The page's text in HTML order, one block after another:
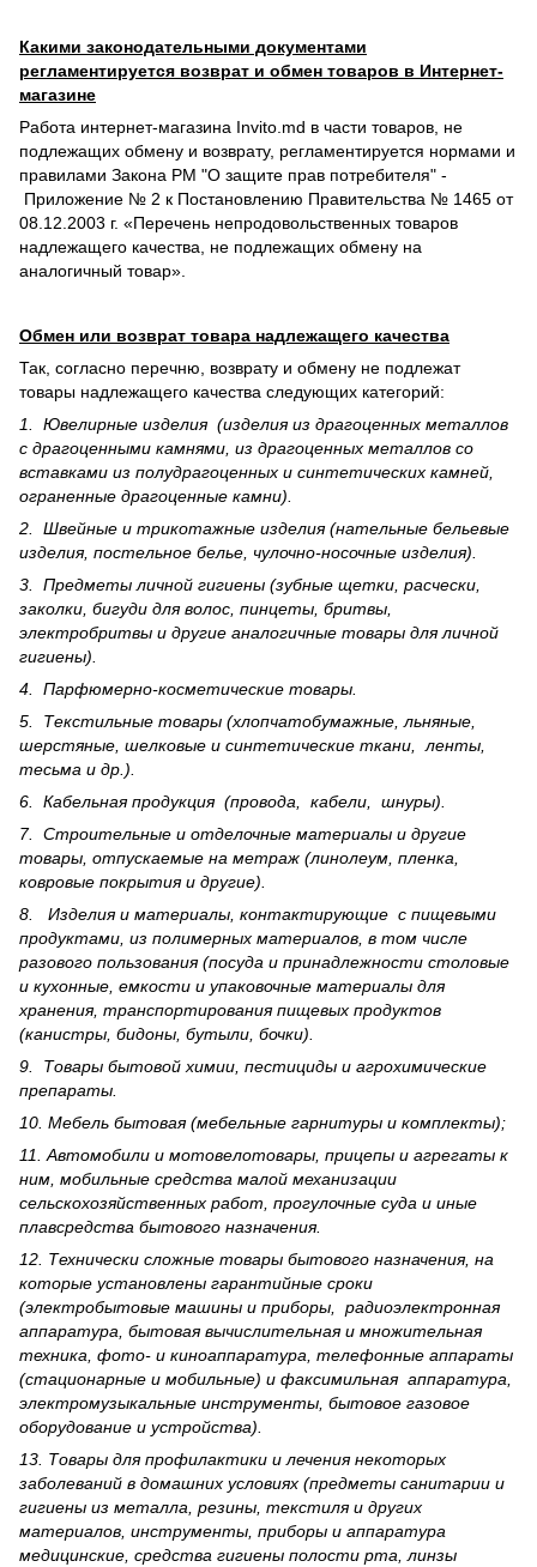
Какими законодательными документами
регламентируется возврат и обмен товаров в Интернет-
магазине
Работа интернет-магазина Invito.md в части товаров, не
подлежащих обмену и возврату, регламентируется нормами и
правилами Закона РМ "О защите прав потребителя" -
Приложение № 2 к Постановлению Правительства № 1465 от
08.12.2003 г. «Перечень непродовольственных товаров
надлежащего качества, не подлежащих обмену на
аналогичный товар».
Обмен или возврат товара надлежащего качества
Так, согласно перечню, возврату и обмену не подлежат
товары надлежащего качества следующих категорий:
1. Ювелирные изделия (изделия из драгоценных металлов
с драгоценными камнями, из драгоценных металлов со
вставками из полудрагоценных и синте­тических камней,
ограненные драгоценные камни).
2. Швейные и трикотажные изделия (нательные бельевые
изделия, постельное белье, чулочно-носочные изделия).
3. Предметы личной гигиены (зубные щетки, расчески,
заколки, бигуди для волос, пинцеты, бритвы,
электробритвы и другие аналогичные товары для личной
гигиены).
4. Парфюмерно-косметические товары.
5. Текстильные товары (хлопчатобумажные, льняные,
шерс­тя­ные, шелковые и синтетические ткани, ленты,
тесьма и др.).
6. Кабельная продукция (провода, кабели, шнуры).
7. Строительные и отделочные материалы и другие
товары, отпускаемые на метраж (линолеум, пленка,
ковровые покрытия и другие).
8. Изделия и материалы, контактирующие с пищевыми
продуктами, из полимерных материалов, в том числе
разового пользования (посуда и принадлежности столовые
и кухонные, емкости и упаковочные материалы для
хранения, транспортирования пищевых продуктов
(канистры, бидоны, бутыли, бочки).
9. Товары бытовой химии, пестициды и агрохи­мические
препараты.
10. Мебель бытовая (мебельные гарнитуры и комплекты);
11. Автомобили и мотовелотовары, прицепы и агрегаты к
ним, мобильные средства малой механизации
сельскохозяйственных работ, прогулочные суда и иные
плавсредства бытового назначения.
12. Технически сложные товары бытового назна­чения, на
которые установлены гарантийные сроки
(электробытовые машины и приборы, радиоэлектронная
аппаратура, бытовая вычислительная и множительная
техника, фото- и киноаппаратура, телефонные аппараты
(стационарные и мобильные) и факсимильная аппаратура,
электрому­зыкальные инструменты, бытовое газовое
оборудование и устройства).
13. Товары для профилактики и лечения некоторых
заболеваний в домашних условиях (предметы санитарии и
гигиены из металла, резины, текстиля и других
материалов, инструменты, приборы и аппаратура
медицинские, средства гигиены полости рта, линзы